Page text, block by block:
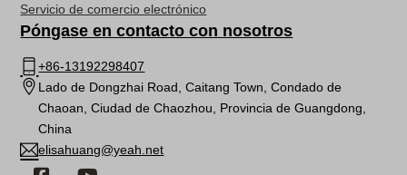
Servicio de comercio electrónico
Póngase en contacto con nosotros
+86-13192298407
Lado de Dongzhai Road, Caitang Town, Condado de
Chaoan, Ciudad de Chaozhou, Provincia de Guangdong,
China
elisahuang@yeah.net